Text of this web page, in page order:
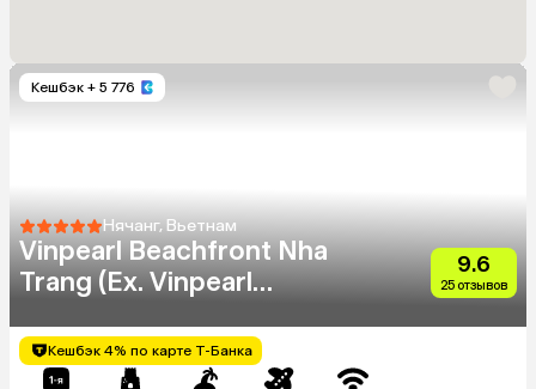
Кешбэк + 5 776
Нячанг, Вьетнам
Vinpearl Beachfront Nha
Trang (Ex. Vinpearl
Trang)
9.6
25 отзывов
Кешбэк 4% по карте Т-Банка